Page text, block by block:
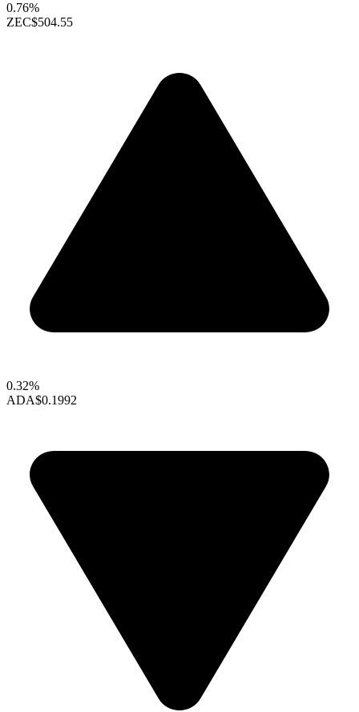
0.76%
ZEC$504.55
0.32%
ADA$0.1992